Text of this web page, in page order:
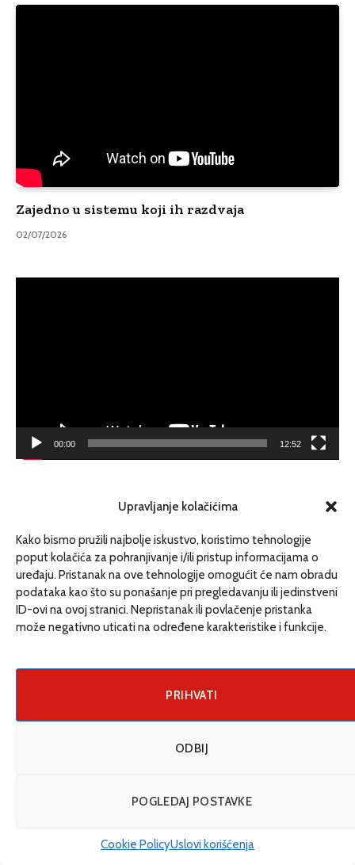
Upravljanje kolačićima
Kako bismo pružili najbolje iskustvo, koristimo tehnologije
poput kolačića za pohranjivanje i/ili pristup informacijama o
uređaju. Pristanak na ove tehnologije omogućit će nam obradu
podataka kao što su ponašanje pri pregledavanju ili jedinstveni
ID-ovi na ovoj stranici. Nepristanak ili povlačenje pristanka
može negativno uticati na određene karakteristike i funkcije.
PRIHVATI
ODBIJ
POGLEDAJ POSTAVKE
Cookie PolicyUslovi korišćenja
Zajedno u sistemu koji ih razdvaja
02/07/2026
00:00 12:52
O NAMA
Internet portal fokusiran na izvještavanje o ljudskim pravima,
marginalizovanim grupama, kao i anomalijama društva poput